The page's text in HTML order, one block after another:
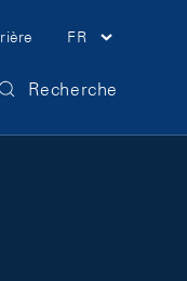
FR
Recherche